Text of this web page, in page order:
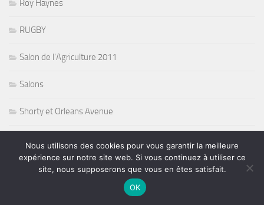
Roy Haynes
RUGBY
Salon de l'Agriculture 2011
Salons
Shorty et Orleans Avenue
SLAM
Nous utilisons des cookies pour vous garantir la meilleure
expérience sur notre site web. Si vous continuez à utiliser ce
site, nous supposerons que vous en êtes satisfait.
OK